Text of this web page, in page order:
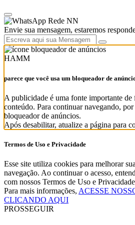
Rede NN
Envie sua mensagem, estaremos
HAMM
parece que você usa um bloqueador de
A publicidade é uma fonte importante de
conteúdo. Para continuar navegando,
bloqueador de anúncios.
Após desabilitar, atualize a página para
Termos de Uso e Privacidade
Esse site utiliza cookies para melhorar
navegação. Ao continuar o acesso,
com nossos Termos de Uso e
Para mais informações, ACESSE
CLICANDO AQUI
PROSSEGUIR